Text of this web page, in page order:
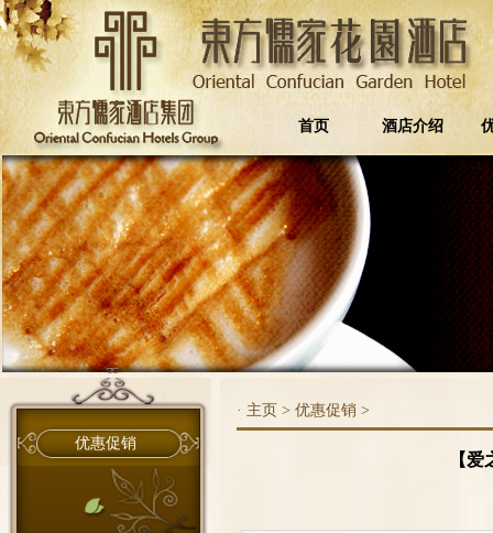
首页 酒店介绍
优惠促销
· 主页 > 优惠促销 >
【